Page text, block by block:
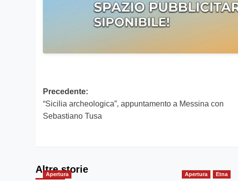
Navigazione
articolo
Precedente:
“Sicilia archeologica”, appuntamento a Messina con
Sebastiano Tusa
Altre storie
Apertura Apertura Etna